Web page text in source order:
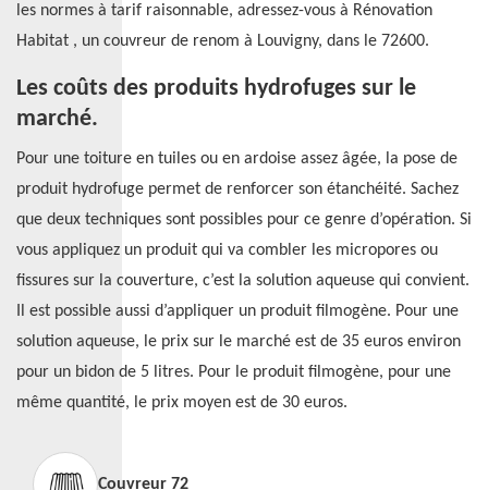
les normes à tarif raisonnable, adressez-vous à Rénovation
Habitat , un couvreur de renom à Louvigny, dans le 72600.
Les coûts des produits hydrofuges sur le
marché.
Pour une toiture en tuiles ou en ardoise assez âgée, la pose de
produit hydrofuge permet de renforcer son étanchéité. Sachez
que deux techniques sont possibles pour ce genre d’opération. Si
vous appliquez un produit qui va combler les micropores ou
fissures sur la couverture, c’est la solution aqueuse qui convient.
Il est possible aussi d’appliquer un produit filmogène. Pour une
solution aqueuse, le prix sur le marché est de 35 euros environ
pour un bidon de 5 litres. Pour le produit filmogène, pour une
même quantité, le prix moyen est de 30 euros.
Couvreur 72